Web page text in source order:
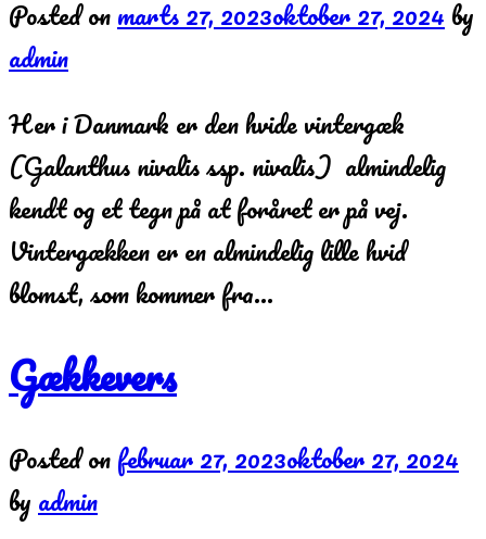
Posted onmarts 27, 2023oktober 27, 2024 by
admin
Her i Danmark er den hvide vintergæk
(Galanthus nivalis ssp. nivalis) almindelig
kendt og et tegn på at foråret er på vej.
Vintergækken er en almindelig lille hvid
blomst, som kommer fra…
Gækkevers
Posted onfebruar 27, 2023oktober 27, 2024
by admin